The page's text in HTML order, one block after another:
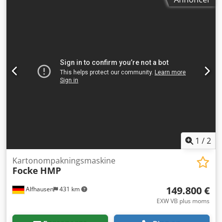
fastholdes til fyldning og overføres pneumatisk til næste
Lydniveau: < 75 dB(A) Kartontyper: Længde: 200 til 600 mm
Bredde: 150 til 480 mm Højde: 120 til 500 mm Rullebane er
ikke inkluderet i prisen, men kan leveres som tilvalg.
1 /2
Alfhausen 431 km
Kartonompakningsmaskine
Focke HMP
149.800 €
EXW VB plus moms